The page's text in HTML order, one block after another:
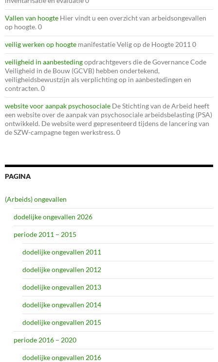
Vallen van hoogte Hier vindt u een overzicht van arbeidsongevallen
op hoogte. 0
veilig werken op hoogte manifestatie Velig op de Hoogte 2011 0
veiligheid in aanbestedingopdrachtgevers die de Governance Code
Veiligheid in de Bouw (GCVB) hebben ondertekend,
veiligheidsbewustzijn als verplichting op in aanbestedingen en
contracten. 0
website voor aanpak psychosociale De Stichting van de Arbeid heeft
een website over de aanpak van psychosociale arbeidsbelasting (PSA)
ontwikkeld. De website werd gepresenteerd tijdens de lancering van
de SZW-campagne tegen werkstress. 0
PAGINA
(Arbeids) ongevallen
dodelijke ongevallen 2026
periode 2011 – 2015
dodelijke ongevallen 2011
dodelijke ongevallen 2012
dodelijke ongevallen 2013
dodelijke ongevallen 2014
dodelijke ongevallen 2015
periode 2016 – 2020
dodelijke ongevallen 2016